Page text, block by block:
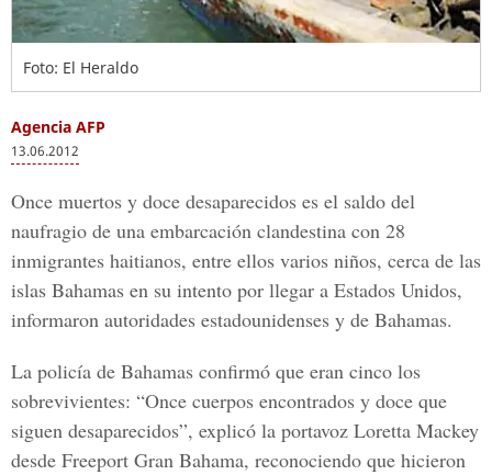
Foto: El Heraldo
Agencia AFP
13.06.2012
Once muertos y doce desaparecidos es el saldo del
naufragio de una embarcación clandestina con 28
inmigrantes haitianos, entre ellos varios niños, cerca de las
islas Bahamas en su intento por llegar a Estados Unidos,
informaron autoridades estadounidenses y de Bahamas.
La policía de Bahamas confirmó que eran cinco los
sobrevivientes: “Once cuerpos encontrados y doce que
siguen desaparecidos”, explicó la portavoz Loretta Mackey
desde Freeport Gran Bahama, reconociendo que hicieron